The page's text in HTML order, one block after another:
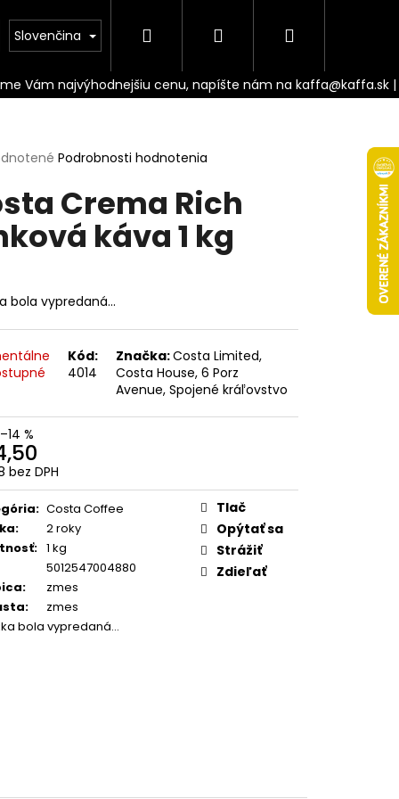
Doprava
Slovenčina Hľadať PrihlásenieNákupný
košík
Podrobnosti hodnotenia
Crema Rich
káva 1 kg
bola vypredaná…
Kód:
4014
Značka:Costa Limited,
Costa House, 6 Porz
Avenue, Spojené kráľovstvo
–14 %
bez DPH
: Costa Coffee
:
2 roky
: 1 kg
5012547004880
:
zmes
:
zmes
bola vypredaná…
Tlač
Opýtať sa
Strážiť
Zdieľať
Nasledujúce